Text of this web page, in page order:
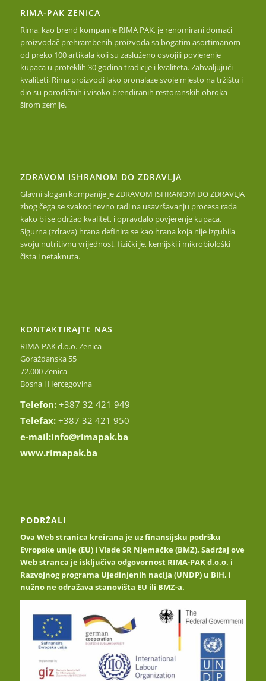
RIMA-PAK ZENICA
Rima, kao brend kompanije RIMA PAK, je renomirani domaći
proizvođač prehrambenih proizvoda sa bogatim asortimanom
od preko 100 artikala koji su zasluženo osvojili povjerenje
kupaca u proteklih 30 godina tradicije i kvaliteta. Zahvaljujući
kvaliteti, Rima proizvodi lako pronalaze svoje mjesto na tržištu i
dio su porodičnih i visoko brendiranih restoranskih obroka
širom zemlje.
ZDRAVOM ISHRANOM DO ZDRAVLJA
Glavni slogan kompanije je ZDRAVOM ISHRANOM DO ZDRAVLJA
zbog čega se svakodnevno radi na usavršavanju procesa rada
kako bi se održao kvalitet, i opravdalo povjerenje kupaca.
Sigurna (zdrava) hrana definira se kao hrana koja nije izgubila
svoju nutritivnu vrijednost, fizički je, kemijski i mikrobiološki
čista i netaknuta.
KONTAKTIRAJTE NAS
RIMA-PAK d.o.o. Zenica
Goraždanska 55
72.000 Zenica
Bosna i Hercegovina
Telefon: +387 32 421 949
Telefax: +387 32 421 950
e-mail:info@rimapak.ba
www.rimapak.ba
PODRŽALI
Ova Web stranica kreirana je uz finansijsku podršku
Evropske unije (EU) i Vlade SR Njemačke (BMZ). Sadržaj ove
Web stranca je isključiva odgovornost RIMA-PAK d.o.o. i
Razvojnog programa Ujedinjenih nacija (UNDP) u BiH, i
nužno ne odražava stanovišta EU ili BMZ-a.